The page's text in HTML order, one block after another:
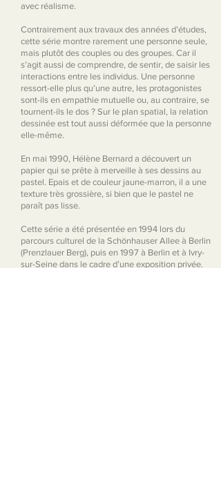
avec réalisme.
Contrairement aux travaux des années d’études,
cette série montre rarement une personne seule,
mais plutôt des couples ou des groupes. Car il
s’agit aussi de comprendre, de sentir, de saisir les
interactions entre les individus. Une personne
ressort-elle plus qu’une autre, les protagonistes
sont-ils en empathie mutuelle ou, au contraire, se
tournent-ils le dos ? Sur le plan spatial, la relation
dessinée est tout aussi déformée que la personne
elle-même.
En mai 1990, Hélène Bernard a découvert un
papier qui se prête à merveille à ses dessins au
pastel. Epais et de couleur jaune-marron, il a une
texture très grossière, si bien que le pastel ne
paraît pas lisse.
Cette série a été présentée en 1994 lors du
parcours culturel de la Schönhauser Allee à Berlin
(Prenzlauer Berg), puis en 1997 à Berlin et à Ivry-
sur-Seine dans le cadre d’une exposition privée.